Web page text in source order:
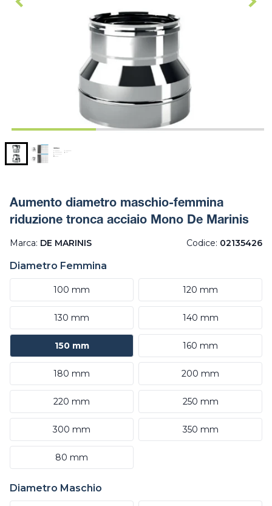
Aumento diametro maschio-femmina
riduzione tronca acciaio Mono De Marinis
Marca: DE MARINIS Codice: 02135426
Diametro Femmina
100 mm 120 mm
130 mm 140 mm
150 mm 160 mm
180 mm 200 mm
220 mm 250 mm
300 mm 350 mm
80 mm
Diametro Maschio